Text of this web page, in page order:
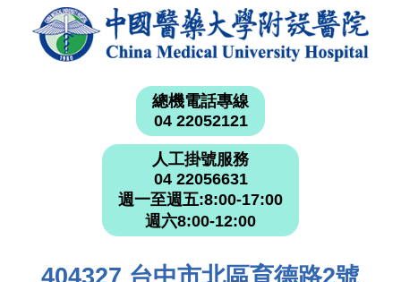
總機電話專線
04 22052121
人工掛號服務
04 22056631
週一至週五:8:00-17:00
週六8:00-12:00